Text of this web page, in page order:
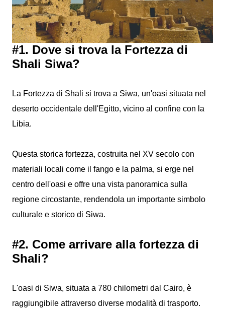
#1. Dove si trova la Fortezza di
Shali Siwa?
La Fortezza di Shali si trova a Siwa, un'oasi situata nel
deserto occidentale dell'Egitto, vicino al confine con la
Libia.
Questa storica fortezza, costruita nel XV secolo con
materiali locali come il fango e la palma, si erge nel
centro dell'oasi e offre una vista panoramica sulla
regione circostante, rendendola un importante simbolo
culturale e storico di Siwa.
#2. Come arrivare alla fortezza di
Shali?
L'oasi di Siwa, situata a 780 chilometri dal Cairo, è
raggiungibile attraverso diverse modalità di trasporto.